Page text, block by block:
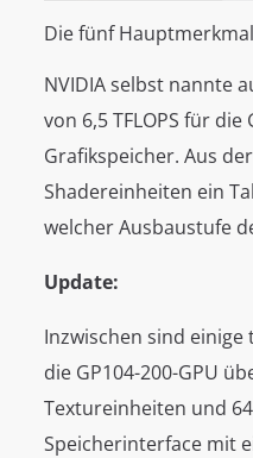
Die fünf
NVIDIA selbst nannte
von 6,5 TFLOPS für
Grafikspeicher. Aus
Shadereinheiten ein
welcher Ausbaustufe
Update:
Inzwischen sind einige
die GP104-200-GPU
Textureinheiten und
Speicherinterface mit